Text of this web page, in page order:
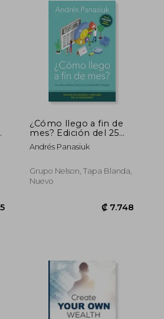
₡ 5.365
¿Cómo llego a fin de
mes? Edición del 25
Aniversario: Un plan
práctico hacia la
Andrés Panasiuk
Grupo Nelson, Tapa Blanda,
Nuevo